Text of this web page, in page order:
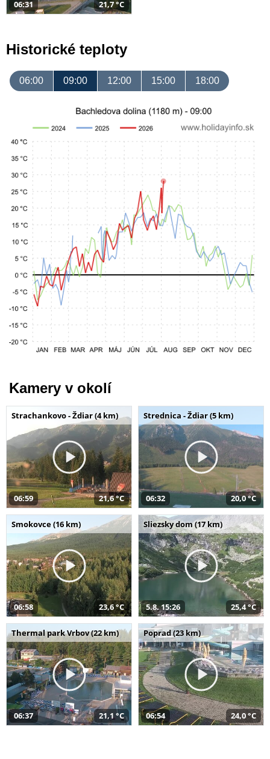
06:31 21,7 °C
Historické teploty
06:00 09:00 12:00 15:00 18:00
Kamery v okolí
Strachankovo - Ždiar (4 km)
06:59 21,6 °C
Strednica - Ždiar (5 km)
06:32 20,0 °C
Smokovce (16 km)
06:58 23,6 °C
Sliezsky dom (17 km)
5.8. 15:26 25,4 °C
Thermal park Vrbov (22 km)
06:37 21,1 °C
Poprad (23 km)
06:54 24,0 °C